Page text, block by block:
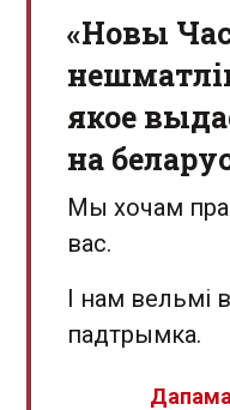
«Новы
якое
на
Мы хочам
вас.
І нам вельмі
падтрымка.